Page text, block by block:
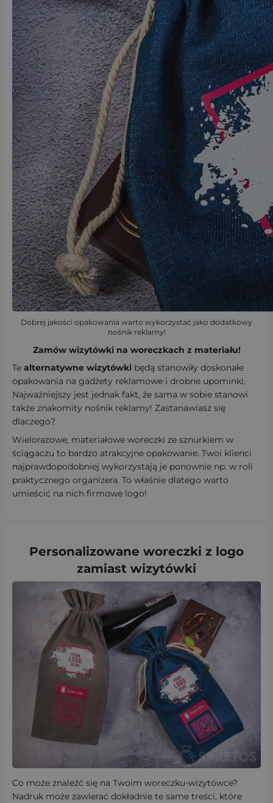
Dobrej jakości opakowania warto wykorzystać jako dodatkowy
nośnik reklamy!
Zamów wizytówki na woreczkach z materiału!
Te alternatywne wizytówki będą stanowiły doskonałe
opakowania na gadżety reklamowe i drobne upominki.
Najważniejszy jest jednak fakt, że sama w sobie stanowi
także znakomity nośnik reklamy! Zastanawiasz się
dlaczego?
Wielorazowe, materiałowe woreczki ze sznurkiem w
ściągaczu to bardzo atrakcyjne opakowanie. Twoi klienci
najprawdopodobniej wykorzystają je ponownie np. w roli
praktycznego organizera. To właśnie dlatego warto
umieścić na nich firmowe logo!
Personalizowane woreczki z logo
zamiast wizytówki
Co może znaleźć się na Twoim woreczku-wizytówce?
Nadruk może zawierać dokładnie te same treści, które